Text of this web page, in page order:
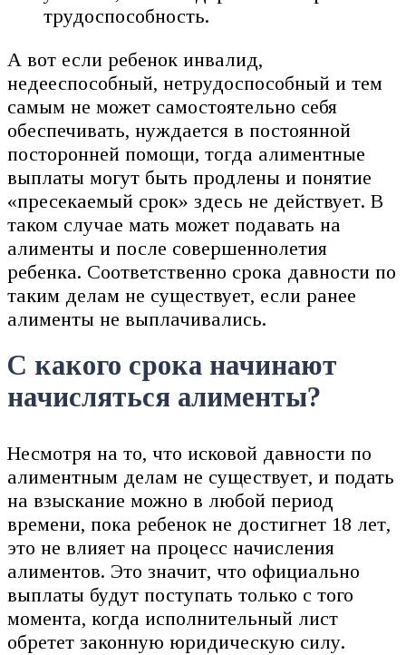
трудоспособность.
А вот если ребенок инвалид,
недееспособный, нетрудоспособный и тем
самым не может самостоятельно себя
обеспечивать, нуждается в постоянной
посторонней помощи, тогда алиментные
выплаты могут быть продлены и понятие
«пресекаемый срок» здесь не действует. В
таком случае мать может подавать на
алименты и после совершеннолетия
ребенка. Соответственно срока давности по
таким делам не существует, если ранее
алименты не выплачивались.
С какого срока начинают
начисляться алименты?
Несмотря на то, что исковой давности по
алиментным делам не существует, и подать
на взыскание можно в любой период
времени, пока ребенок не достигнет 18 лет,
это не влияет на процесс начисления
алиментов. Это значит, что официально
выплаты будут поступать только с того
момента, когда исполнительный лист
обретет законную юридическую силу.